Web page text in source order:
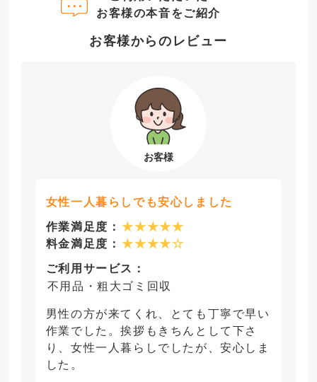
お客様の本音をご紹介
お客様からのレビュー
女性一人暮らしでも安心しました
作業満足度： ★★★★★
料金満足度： ★★★★☆
ご利用サービス：
不用品・粗大ゴミ回収
男性の方が来てくれ、とても丁寧で早い
作業でした。挨拶もきちんとして下さ
り、女性一人暮らしでしたが、安心しま
した。